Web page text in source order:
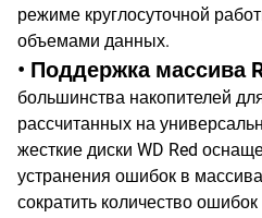
режиме круглосуточной
объемами данных.
• Поддержка массива
большинства накопителей
рассчитанных на
жесткие диски WD Red
устранения ошибок в
сократить количество